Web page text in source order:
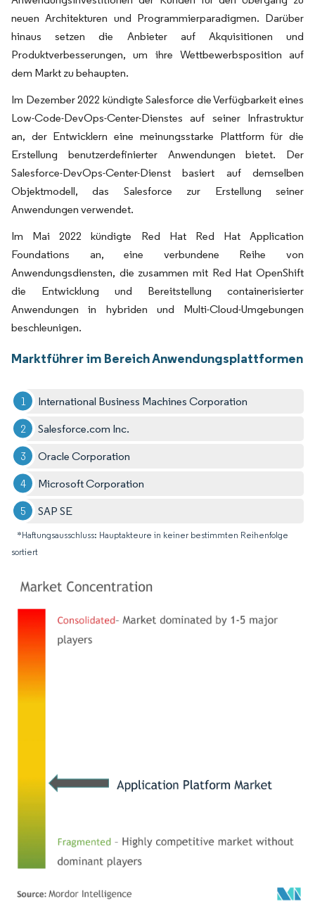
neuen Architekturen und Programmierparadigmen. Darüber
hinaus setzen die Anbieter auf Akquisitionen und
Produktverbesserungen, um ihre Wettbewerbsposition auf
dem Markt zu behaupten.
Im Dezember 2022 kündigte Salesforce die Verfügbarkeit eines
Low-Code-DevOps-Center-Dienstes auf seiner Infrastruktur
an, der Entwicklern eine meinungsstarke Plattform für die
Erstellung benutzerdefinierter Anwendungen bietet. Der
Salesforce-DevOps-Center-Dienst basiert auf demselben
Objektmodell, das Salesforce zur Erstellung seiner
Anwendungen verwendet.
Im Mai 2022 kündigte Red Hat Red Hat Application
Foundations an, eine verbundene Reihe von
Anwendungsdiensten, die zusammen mit Red Hat OpenShift
die Entwicklung und Bereitstellung containerisierter
Anwendungen in hybriden und Multi-Cloud-Umgebungen
beschleunigen.
Marktführer im Bereich Anwendungsplattformen
International Business Machines Corporation
Salesforce.com Inc.
Oracle Corporation
Microsoft Corporation
SAP SE
*Haftungsausschluss: Hauptakteure in keiner bestimmten Reihenfolge
sortiert